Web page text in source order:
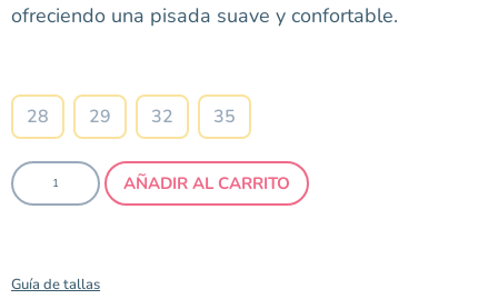
ofreciendo una pisada suave y confortable.
28 29 32 35
AÑADIR AL CARRITO
Guía de tallas